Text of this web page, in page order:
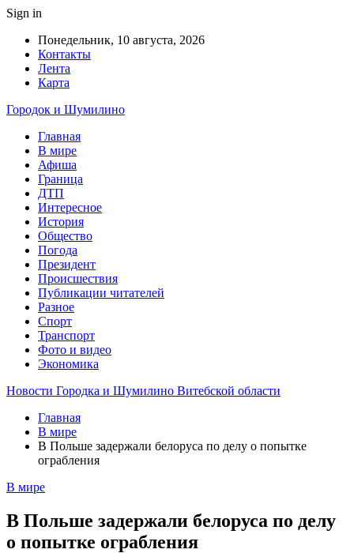
Sign in
Понедельник, 10 августа, 2026
Контакты
Лента
Карта
Городок и Шумилино
Главная
В мире
Афиша
Граница
ДТП
Интересное
История
Общество
Погода
Президент
Происшествия
Публикации читателей
Разное
Спорт
Транспорт
Фото и видео
Экономика
Новости Городка и Шумилино Витебской области
Главная
В мире
В Польше задержали белоруса по делу о попытке
ограбления
В мире
В Польше задержали белоруса по делу
о попытке ограбления